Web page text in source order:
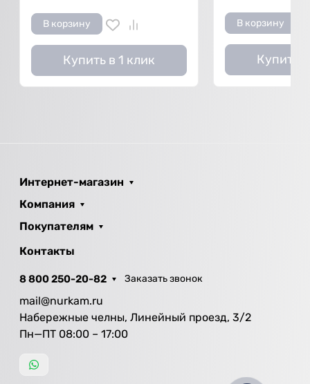
В корзину
Купить в 1 клик
В корзину
Купить
Интернет-магазин
Компания
Покупателям
Контакты
8 800 250-20-82 Заказать звонок
mail@nurkam.ru
Набережные челны, Линейный проезд, 3/2
Пн—ПТ 08:00 – 17:00